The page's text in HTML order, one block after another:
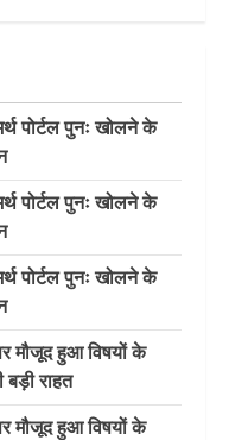
पोर्टल पुनः खोलने के
पोर्टल पुनः खोलने के
पोर्टल पुनः खोलने के
मौजूद हुआ विषयों के
बड़ी राहत
मौजूद हुआ विषयों के